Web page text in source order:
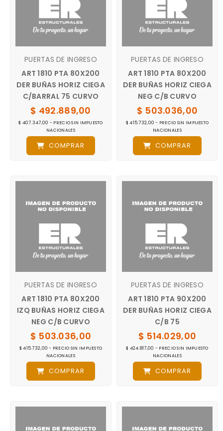
PUERTAS DE INGRESO
ART 1810 PTA 80X200
DER BUÑAS HORIZ CIEGA
C/BARRAL 75 CURVO
$ 492.889,00
$ 407.347,00 - PRECIO SIN IMPUESTO
NACIONALES
COMPRAR
PUERTAS DE INGRESO
ART 1810 PTA 80X200
DER BUÑAS HORIZ CIEGA
NEG C/B CURVO
$ 503.036,00
$ 415.732,00 - PRECIO SIN IMPUESTO
NACIONALES
COMPRAR
PUERTAS DE INGRESO
ART 1810 PTA 80X200
IZQ BUÑAS HORIZ CIEGA
NEG C/B CURVO
$ 503.036,00
$ 415.732,00 - PRECIO SIN IMPUESTO
NACIONALES
COMPRAR
PUERTAS DE INGRESO
ART 1810 PTA 90X200
DER BUÑAS HORIZ CIEGA
C/B 75
$ 514.029,00
$ 424.817,00 - PRECIO SIN IMPUESTO
NACIONALES
COMPRAR